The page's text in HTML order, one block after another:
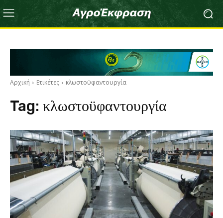
Αρχική Ετικέτες κλωστοϋφαντουργία
Tag: κλωστοϋφαντουργία